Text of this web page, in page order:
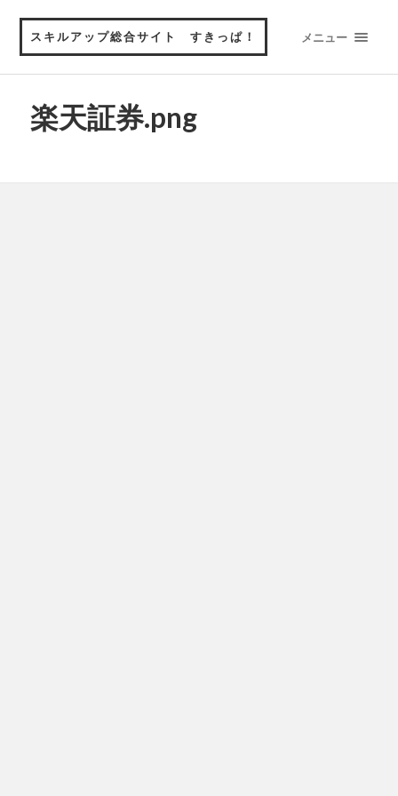
スキルアップ総合サイト すきっぱ！ メニュー
楽天証券.png